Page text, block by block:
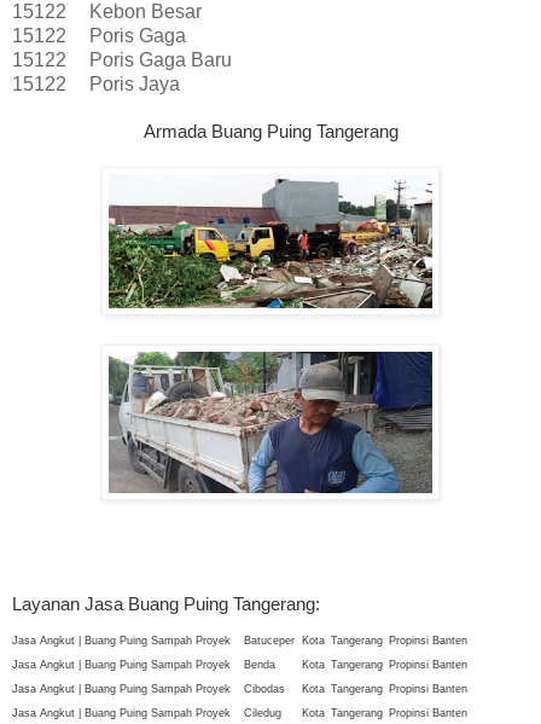
15122
Kebon Besar
15122
Poris Gaga
15122
Poris Gaga Baru
15122
Poris Jaya
Armada Buang Puing Tangerang
Layanan Jasa Buang Puing Tangerang:
Jasa Angkut | Buang Puing Sampah Proyek Batuceper Kota Tangerang Propinsi Banten
Jasa Angkut | Buang Puing Sampah Proyek
Benda Kota Tangerang Propinsi Banten
Jasa Angkut | Buang Puing Sampah Proyek
Cibodas Kota Tangerang Propinsi Banten
Jasa Angkut | Buang Puing Sampah Proyek
Ciledug Kota Tangerang Propinsi Banten